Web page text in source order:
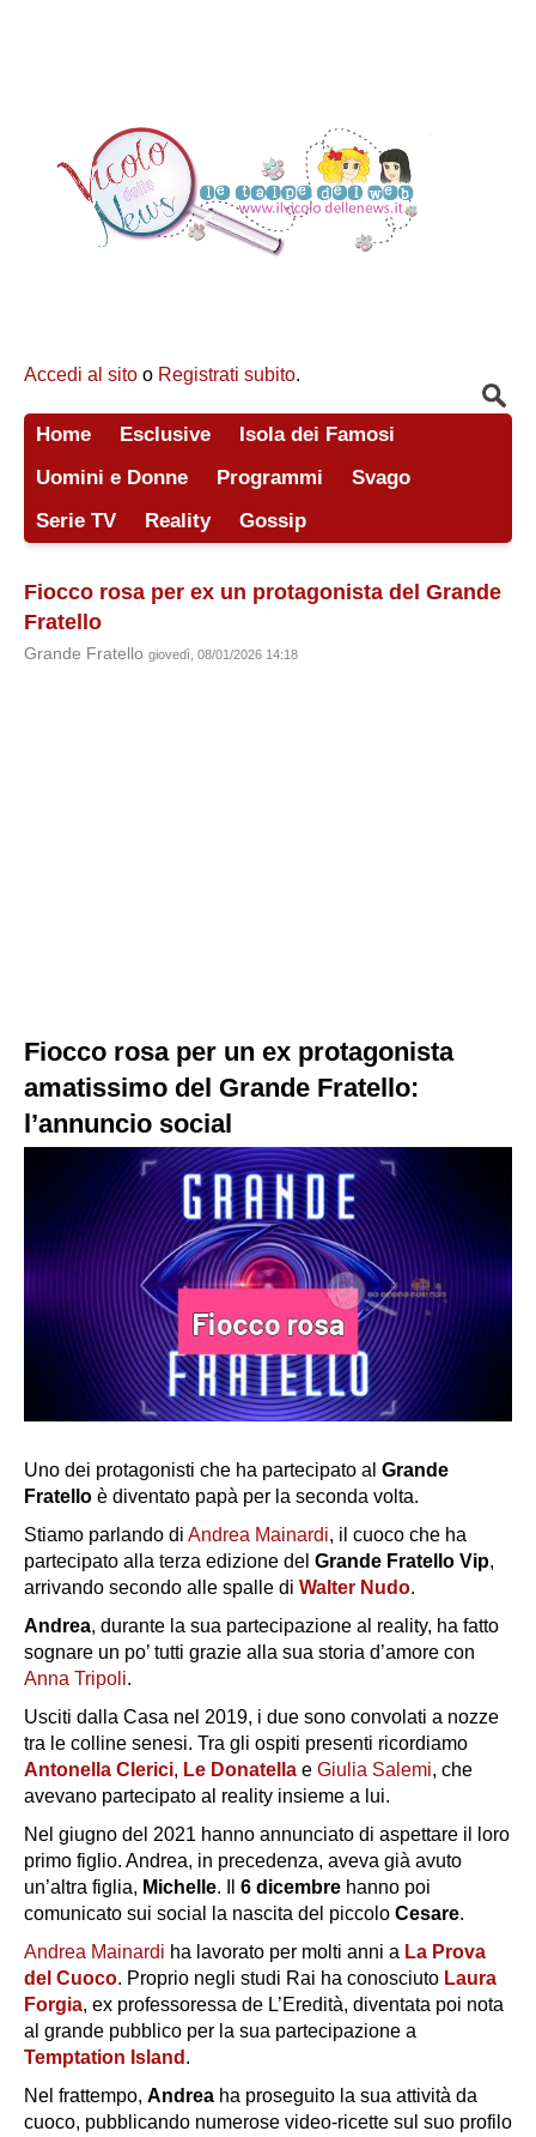
Accedi al sito o Registrati subito.
Home Esclusive
Isola dei Famosi
Uomini e Donne
Programmi
Svago
Serie TV
Reality Gossip
Fiocco rosa per ex un protagonista del Grande
Fratello
Grande Fratello giovedì, 08/01/2026 14:18
Fiocco rosa per un ex protagonista
amatissimo del Grande Fratello:
l’annuncio social
Uno dei protagonisti che ha partecipato al Grande
Fratello è diventato papà per la seconda volta.
Stiamo parlando di Andrea Mainardi, il cuoco che ha
partecipato alla terza edizione del Grande Fratello Vip,
arrivando secondo alle spalle di Walter Nudo.
Andrea, durante la sua partecipazione al reality, ha fatto
sognare un po’ tutti grazie alla sua storia d’amore con
Anna Tripoli.
Usciti dalla Casa nel 2019, i due sono convolati a nozze
tra le colline senesi. Tra gli ospiti presenti ricordiamo
Antonella Clerici, Le Donatella e Giulia Salemi, che
avevano partecipato al reality insieme a lui.
Nel giugno del 2021 hanno annunciato di aspettare il loro
primo figlio. Andrea, in precedenza, aveva già avuto
un’altra figlia, Michelle. Il 6 dicembre hanno poi
comunicato sui social la nascita del piccolo Cesare.
Andrea Mainardi ha lavorato per molti anni a La Prova
del Cuoco. Proprio negli studi Rai ha conosciuto Laura
Forgia, ex professoressa de L’Eredità, diventata poi nota
al grande pubblico per la sua partecipazione a
Temptation Island .
Nel frattempo, Andrea ha proseguito la sua attività da
cuoco, pubblicando numerose video-ricette sul suo profilo